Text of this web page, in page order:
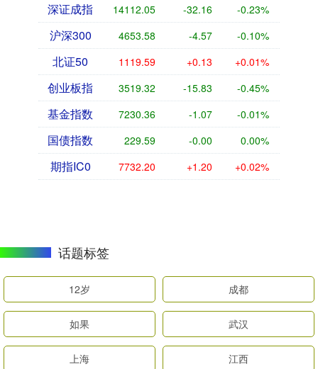
深证成指 14112.05 -32.16 -0.23%
沪深300 4653.58 -4.57 -0.10%
北证50 1119.59 +0.13 +0.01%
创业板指 3519.32 -15.83 -0.45%
基金指数 7230.36 -1.07 -0.01%
国债指数 229.59 -0.00 0.00%
期指IC0 7732.20 +1.20 +0.02%
话题标签
12岁 成都
如果 武汉
上海 江西